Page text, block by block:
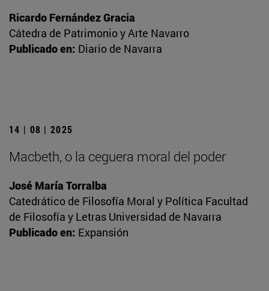
Ricardo Fernández Gracia
Cátedra de Patrimonio y Arte Navarro
Publicado en: Diario de Navarra
14 | 08 | 2025
Macbeth, o la ceguera moral del poder
José María Torralba
Catedrático de Filosofía Moral y Política Facultad
de Filosofía y Letras Universidad de Navarra
Publicado en: Expansión